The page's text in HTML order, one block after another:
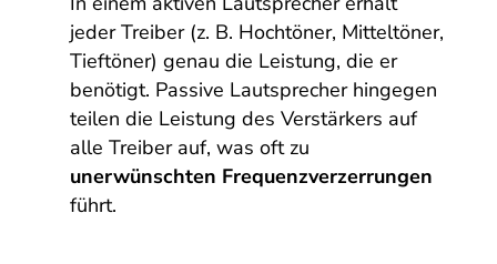
jeder Treiber (z. B. Hochtöner, Mitteltöner,
Tieftöner) genau die Leistung, die er
benötigt. Passive Lautsprecher hingegen
teilen die Leistung des Verstärkers auf
alle Treiber auf, was oft zu
unerwünschten Frequenzverzerrungen
führt.